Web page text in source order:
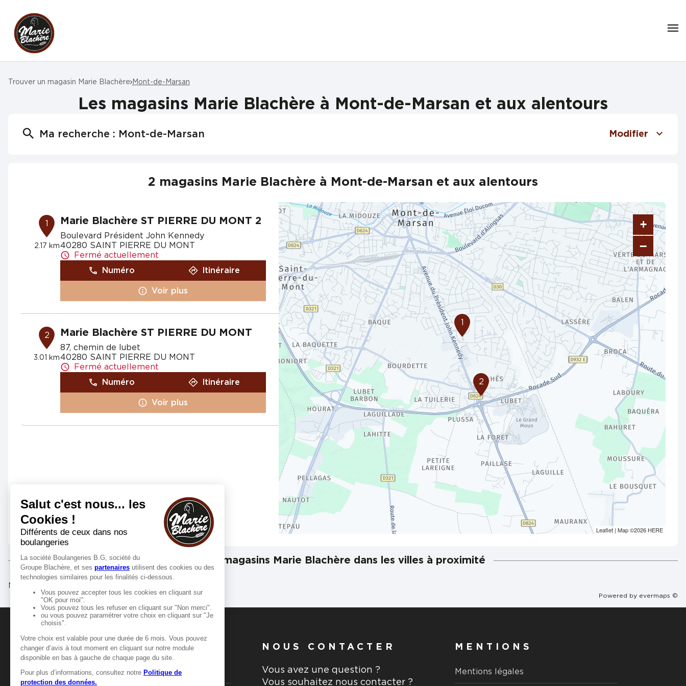
Trouver un magasin Marie Blachère Mont-de-Marsan
Les magasins Marie Blachère à Mont-de-Marsan et aux alentours
Ma recherche : Mont-de-Marsan Modifier
2 magasins Marie Blachère à Mont-de-Marsan et aux alentours
1
2.17 km
Marie Blachère ST PIERRE DU MONT 2
Boulevard Président John Kennedy
40280 SAINT PIERRE DU MONT
Fermé actuellement
Numéro
Itinéraire
Voir plus
2
3.01 km
Marie Blachère ST PIERRE DU MONT
87, chemin de lubet
40280 SAINT PIERRE DU MONT
Fermé actuellement
Numéro
Itinéraire
Voir plus
2
1
+
−
Leaflet| Map ©2026 HERE
Les magasins Marie Blachère dans les villes à proximité
Mont-de-Marsan
Powered by evermaps ©
MANGER-BOUGER
Manger-Bouger.fr
NOUS CONTACTER
Vous avez une question ?
Vous souhaitez nous contacter ?
MENTIONS
Mentions légales